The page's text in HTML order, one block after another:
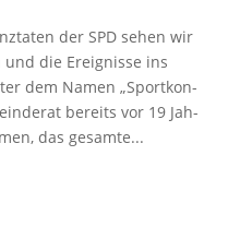
der SPD sehen wir
die Ereig­nis­se ins
dem Namen „Sport­kon­
bereits vor 19 Jah­
das gesam­te...